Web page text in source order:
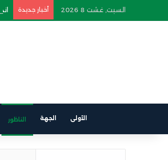
السبت, غشت 8 2026 أخبار جديدة
الأولى الجهة الناظور